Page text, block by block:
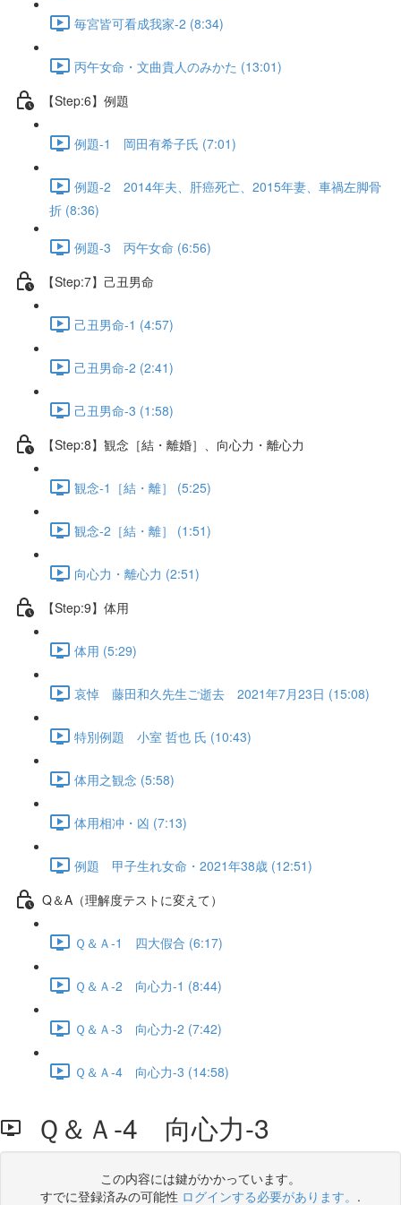
毎宮皆可看成我家-2 (8:34)
丙午女命・文曲貴人のみかた (13:01)
【Step:6】例題
例題-1 岡田有希子氏 (7:01)
例題-2 2014年夫、肝癌死亡、2015年妻、車禍左脚骨
折 (8:36)
例題-3 丙午女命 (6:56)
【Step:7】己丑男命
己丑男命-1 (4:57)
己丑男命-2 (2:41)
己丑男命-3 (1:58)
【Step:8】観念［結・離婚］、向心力・離心力
観念-1［結・離］ (5:25)
観念-2［結・離］ (1:51)
向心力・離心力 (2:51)
【Step:9】体用
体用 (5:29)
哀悼 藤田和久先生ご逝去 2021年7月23日 (15:08)
特別例題 小室 哲也 氏 (10:43)
体用之観念 (5:58)
体用相冲・凶 (7:13)
例題 甲子生れ女命・2021年38歳 (12:51)
Q＆A（理解度テストに変えて）
Ｑ＆Ａ-1 四大假合 (6:17)
Ｑ＆Ａ-2 向心力-1 (8:44)
Ｑ＆Ａ-3 向心力-2 (7:42)
Ｑ＆Ａ-4 向心力-3 (14:58)
Ｑ＆Ａ-4 向心力-3
この内容には鍵がかかっています。
すでに登録済みの可能性 ログインする必要があります。 .